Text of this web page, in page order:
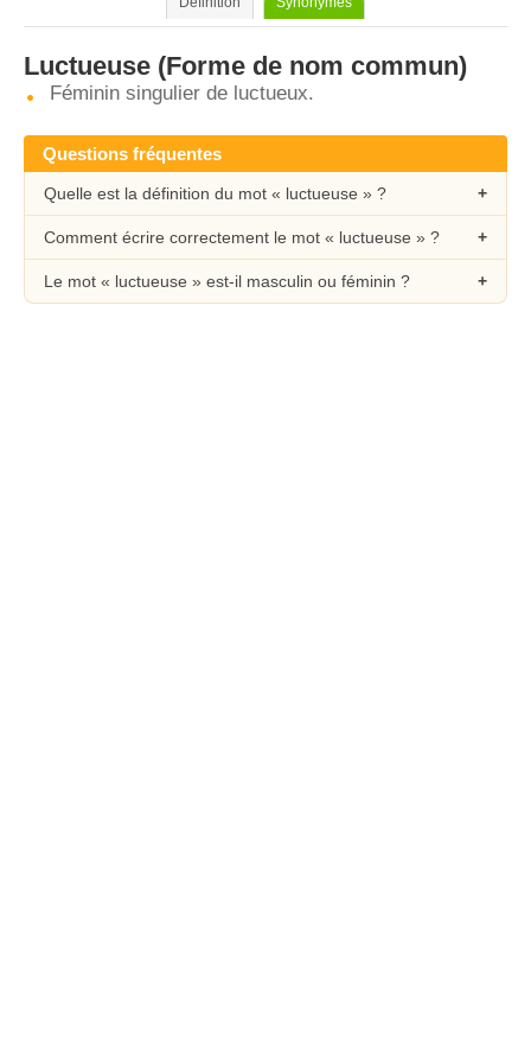
Luctueuse (Forme de nom commun)
Féminin singulier de luctueux.
Questions fréquentes
Quelle est la définition du mot « luctueuse » ?
Comment écrire correctement le mot « luctueuse » ?
Le mot « luctueuse » est-il masculin ou féminin ?